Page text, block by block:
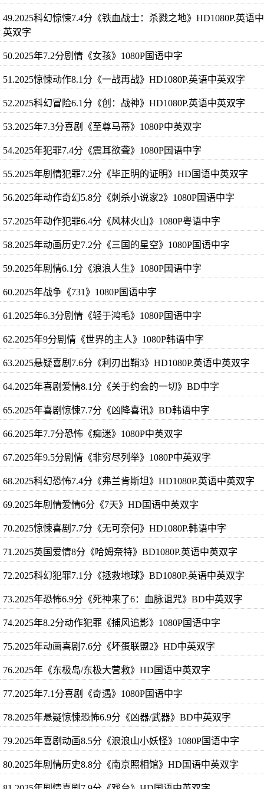
49.2025科幻惊悚7.4分《铁血战士：杀戮之地》HD1080P.英语中
英双字
50.2025年7.2分剧情《女孩》1080P国语中字
51.2025惊悚动作8.1分《一战再战》HD1080P.英语中英双字
52.2025科幻冒险6.1分《创：战神》HD1080P.英语中英双字
53.2025年7.3分喜剧《至尊马蒂》1080P中英双字
54.2025年犯罪7.4分《震耳欲聋》1080P国语中字
55.2025年剧情犯罪7.2分《毕正明的证明》HD国语中英双字
56.2025年动作奇幻5.8分《刺杀小说家2》1080P国语中字
57.2025年动作犯罪6.4分《风林火山》1080P粤语中字
58.2025年动画历史7.2分《三国的星空》1080P国语中字
59.2025年剧情6.1分《浪浪人生》1080P国语中字
60.2025年战争《731》1080P国语中字
61.2025年6.3分剧情《轻于鸿毛》1080P国语中字
62.2025年9分剧情《世界的主人》1080P韩语中字
63.2025悬疑喜剧7.6分《利刃出鞘3》HD1080P.英语中英双字
64.2025年喜剧爱情8.1分《关于约会的一切》BD中字
65.2025年喜剧惊悚7.7分《凶降喜讯》BD韩语中字
66.2025年7.7分恐怖《痴迷》1080P中英双字
67.2025年9.5分剧情《非穷尽列举》1080P中英双字
68.2025科幻恐怖7.4分《弗兰肯斯坦》HD1080P.英语中英双字
69.2025年剧情爱情6分《7天》HD国语中英双字
70.2025惊悚喜剧7.7分《无可奈何》HD1080P.韩语中字
71.2025英国爱情8分《哈姆奈特》BD1080P.英语中英双字
72.2025科幻犯罪7.1分《拯救地球》BD1080P.英语中英双字
73.2025年恐怖6.9分《死神来了6：血脉诅咒》BD中英双字
74.2025年8.2分动作犯罪《捕风追影》1080P国语中字
75.2025年动画喜剧7.6分《坏蛋联盟2》HD中英双字
76.2025年《东极岛/东极大营救》HD国语中英双字
77.2025年7.1分喜剧《奇遇》1080P国语中字
78.2025年悬疑惊悚恐怖6.9分《凶器/武器》BD中英双字
79.2025年喜剧动画8.5分《浪浪山小妖怪》1080P国语中字
80.2025年剧情历史8.8分《南京照相馆》HD国语中英双字